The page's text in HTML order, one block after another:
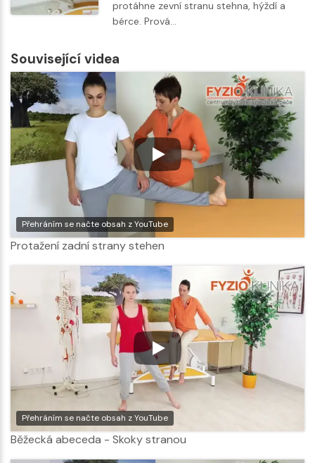
protáhne zevní stranu stehna, hýždí a
bérce. Prová…
Související videa
Přehráním se načte obsah z YouTube
Protažení zadní strany stehen
Přehráním se načte obsah z YouTube
Běžecká abeceda - Skoky stranou